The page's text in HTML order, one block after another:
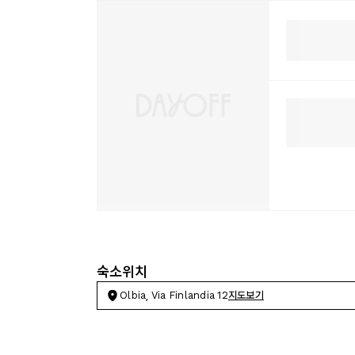
숙소위치
Olbia, Via Finlandia 12지도보기